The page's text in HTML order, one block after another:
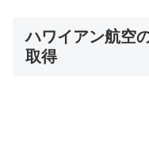
ハワイアン航空
取得